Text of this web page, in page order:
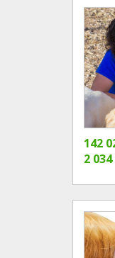
142
2 034